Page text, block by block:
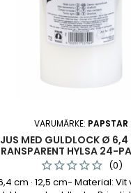
VARUMÄRKE: PAPSTAR
MED GULDLOCK Ø 6,4
HYLSA 24-
(0)
cm · 12,5 cm- Material: